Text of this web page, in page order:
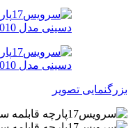
بزرگنمایی تصویر